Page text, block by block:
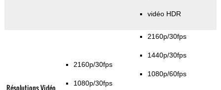
vidéo HDR
Résolutions Vidéo
2160p/30fps
1080p/30fps
2160p/30fps
1440p/30fps
1080p/60fps